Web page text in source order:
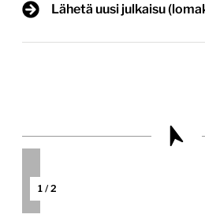
Lähetä uusi julkaisu
1 / 2